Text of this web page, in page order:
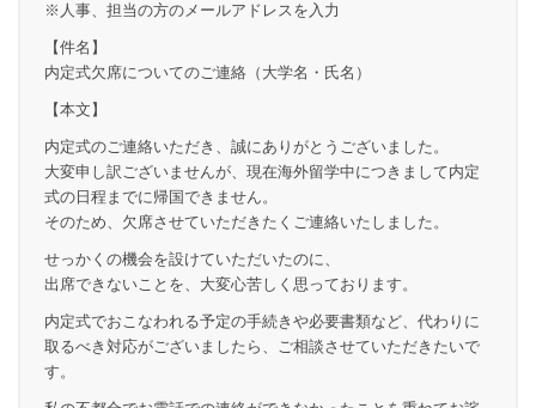
※人事、担当の方のメールアドレスを入力
【件名】
内定式欠席についてのご連絡（大学名・氏名）
【本文】
内定式のご連絡いただき、誠にありがとうございました。
大変申し訳ございませんが、現在海外留学中につきまして内定
式の日程までに帰国できません。
そのため、欠席させていただきたくご連絡いたしました。
せっかくの機会を設けていただいたのに、
出席できないことを、大変心苦しく思っております。
内定式でおこなわれる予定の手続きや必要書類など、代わりに
取るべき対応がございましたら、ご相談させていただきたいで
す。